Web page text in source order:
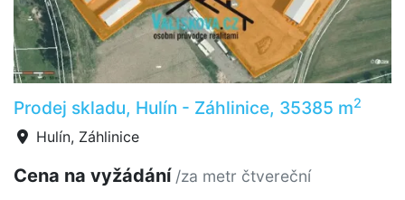
Prodej skladu, Hulín - Záhlinice, 35385 m2
Hulín, Záhlinice
Cena na vyžádání /za metr čtvereční